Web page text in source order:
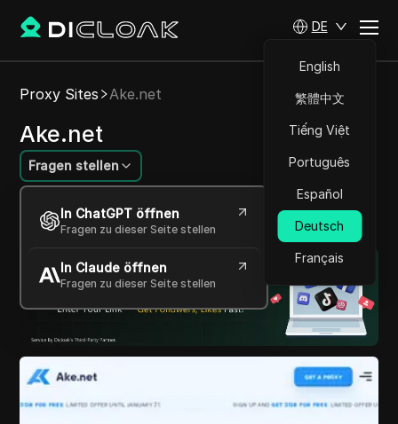
DE
English
繁體中文
Tiếng Việt
Português
Español
Deutsch
Français
Proxy Sites Ake.net
Ake.net
Fragen stellen
In ChatGPT öffnen
Fragen zu dieser Seite stellen
In Claude öffnen
Fragen zu dieser Seite stellen
Entsperren Sie das Web mit zuverlässigen
Proxy-Lösungen.